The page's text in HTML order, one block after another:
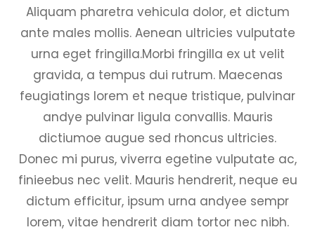
Aliquam pharetra vehicula dolor, et dictum
ante males mollis. Aenean ultricies vulputate
urna eget fringilla.Morbi fringilla ex ut velit
gravida, a tempus dui rutrum. Maecenas
feugiatings lorem et neque tristique, pulvinar
andye pulvinar ligula convallis. Mauris
dictiumoe augue sed rhoncus ultricies.
Donec mi purus, viverra egetine vulputate ac,
finieebus nec velit. Mauris hendrerit, neque eu
dictum efficitur, ipsum urna andyee sempr
lorem, vitae hendrerit diam tortor nec nibh.